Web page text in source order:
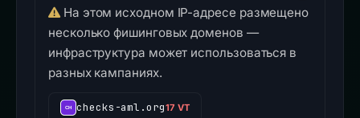
На этом исходном IP-адресе размещено
несколько фишинговых доменов —
инфраструктура может использоваться в
разных кампаниях.
checks-aml.org17 VT